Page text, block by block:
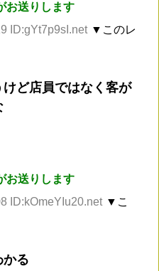
お送りします
ID:gYt7p9sI.net ▼このレ
ど店員ではなく客が
お送りします
ID:kOmeYIu20.net ▼こ
る